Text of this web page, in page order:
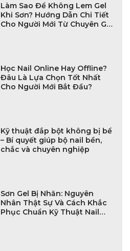
Làm Sao Để Không Lem Gel
Khi Sơn? Hướng Dẫn Chi Tiết
Cho Người Mới Từ Chuyên Gia
Học Nail Online Hay Offline?
Đâu Là Lựa Chọn Tốt Nhất
Cho Người Mới Bắt Đầu?
Kỹ thuật đắp bột không bị bể
– Bí quyết giúp bộ nail bền,
chắc và chuyên nghiệp
Sơn Gel Bị Nhăn: Nguyên
Nhân Thật Sự Và Cách Khắc
Phục Chuẩn Kỹ Thuật Nail